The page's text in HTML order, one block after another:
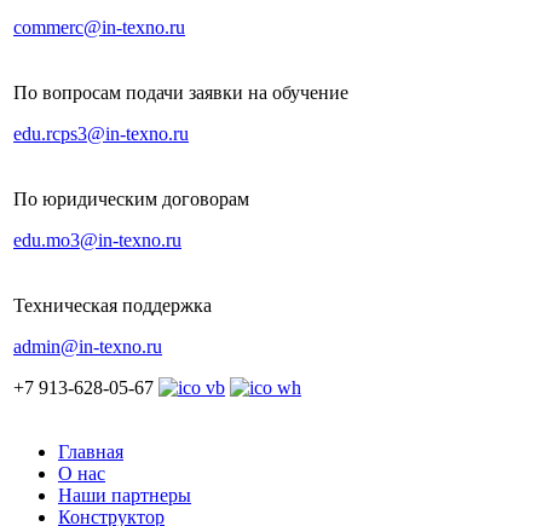
commerc@in-texno.ru
По вопросам подачи заявки на обучение
edu.rcps3@in-texno.ru
По юридическим договорам
edu.mo3@in-texno.ru
Техническая поддержка
admin@in-texno.ru
+7 913-628-05-67
Главная
О нас
Наши партнеры
Конструктор